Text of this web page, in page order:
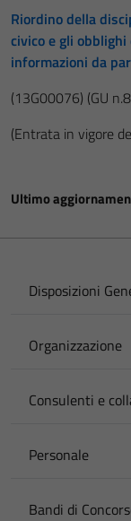
Riordino della
civico e gli
informazioni da
(13G00076) (GU
(Entrata in vigore
Ultimo
Disposizioni
Organizzazione
Consulenti e
Personale
Bandi di